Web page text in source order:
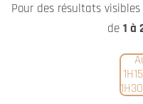
Pour des résultats
de 1 à